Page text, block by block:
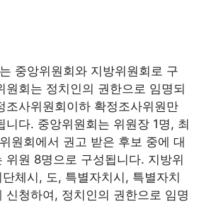
중앙위원회와 지방위원회로 구
원회는 정치인의 권한으로 임명되
조사위원회이하 확정조사위원만
니다. 중앙위원회는 위원장 1명, 최
원회에서 권고 받은 후보 중에 대
위원 8명으로 구성됩니다. 지방위
체시, 도, 특별자치시, 특별자치
신청하여, 정치인의 권한으로 임명